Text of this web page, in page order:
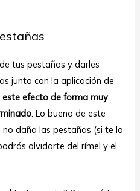
tus pestañas y darles
junto con la aplicación de
este efecto de forma muy
. Lo bueno de este
daña las pestañas (si te lo
olvidarte del rímel y el